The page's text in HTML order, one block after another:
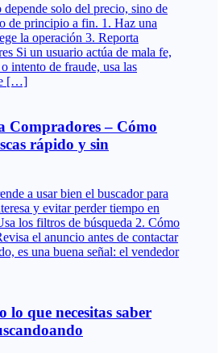
solo del precio, sino de
de principio a fin. 1. Haz una
la operación 3. Reporta
Si un usuario actúa de mala fe,
intento de fraude, usa las
[…]
– Cómo
rápido y sin
a usar bien el buscador para
y evitar perder tiempo en
los filtros de búsqueda 2. Cómo
el anuncio antes de contactar
es una buena señal: el vendedor
que necesitas saber